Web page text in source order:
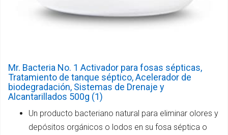
Mr. Bacteria No. 1 Activador para fosas sépticas,
Tratamiento de tanque séptico, Acelerador de
biodegradación, Sistemas de Drenaje y
Alcantarillados 500g (1)
Un producto bacteriano natural para eliminar olores y
depósitos orgánicos o lodos en su fosa séptica o